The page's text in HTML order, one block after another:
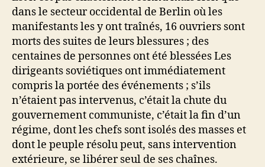
dans le secteur occidental de Berlin où les
manifestants les y ont traînés, 16 ouvriers sont
morts des suites de leurs blessures ; des
centaines de personnes ont été blessées Les
dirigeants soviétiques ont immédiatement
compris la portée des événements ; s’ils
n’étaient pas intervenus, c’était la chute du
gouvernement communiste, c’était la fin d’un
régime, dont les chefs sont isolés des masses et
dont le peuple résolu peut, sans intervention
extérieure, se libérer seul de ses chaînes.